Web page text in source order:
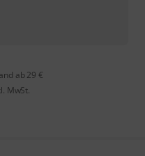
ab 29 €
MwSt.